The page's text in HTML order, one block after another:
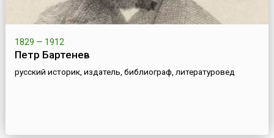
1829 — 1912
Петр Бартенев
русский историк, издатель, библиограф, литературовед